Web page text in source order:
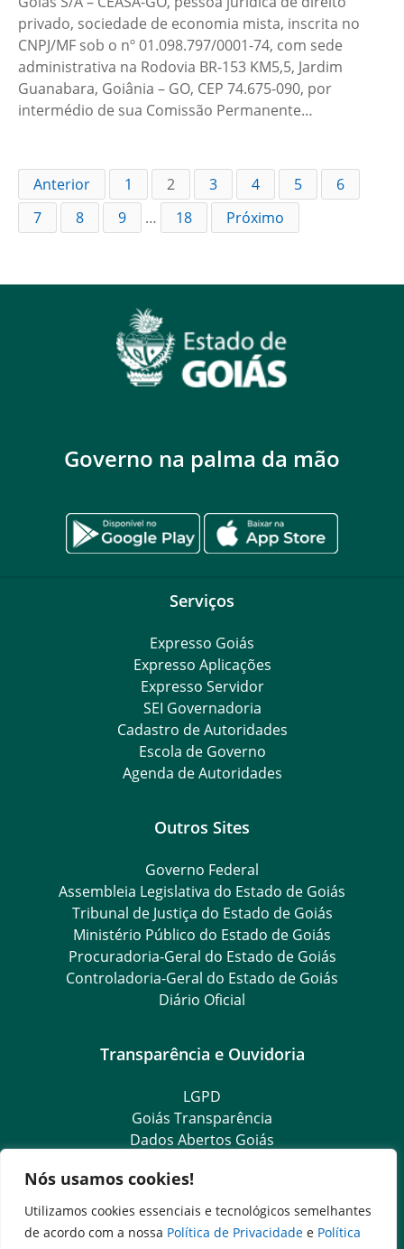
Nós usamos cookies!
Utilizamos cookies essenciais e tecnológicos semelhantes
de acordo com a nossa Política de Privacidade e Política
privado, sociedade de economia mista, inscrita no
CNPJ/MF sob o nº 01.098.797/0001-74, com sede
administrativa na Rodovia BR-153 KM5,5, Jardim
Guanabara, Goiânia – GO, CEP 74.675-090, por
intermédio de sua Comissão Permanente…
Anterior 1 2 3 4 5
6
7
8 9 … 18 Próximo
Governo na palma da mão
Serviços
Expresso Goiás
Expresso Aplicações
Expresso Servidor
SEI Governadoria
Cadastro de Autoridades
Escola de Governo
Agenda de Autoridades
Outros Sites
Governo Federal
Assembleia Legislativa do Estado de Goiás
Tribunal de Justiça do Estado de Goiás
Ministério Público do Estado de Goiás
Procuradoria-Geral do Estado de Goiás
Controladoria-Geral do Estado de Goiás
Diário Oficial
Transparência e Ouvidoria
LGPD
Goiás Transparência
Dados Abertos Goiás
e-SIC – Serviço Eletrônico de Informação ao Cidadão
Ouvidoria Setorial (Expresso)
Ouvidoria Setorial (Presencial)